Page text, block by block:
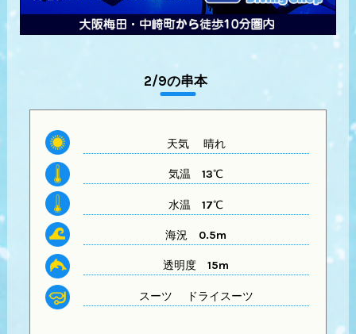
2/9の串本
天気 晴れ
気温 13℃
水温 17℃
海況 0.5m
透明度 15m
スーツ ドライスーツ